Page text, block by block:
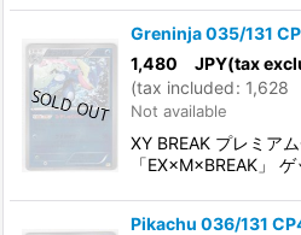
Greninja 035/131
1,480 JPY(tax
(tax included: 1,628
Not available
XY BREAK プレミア
「EX×M×BREAK」
Pikachu 036/131